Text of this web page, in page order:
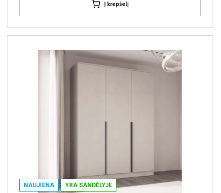
Į krepšelį
NAUJIENA YRA SANDĖLYJE